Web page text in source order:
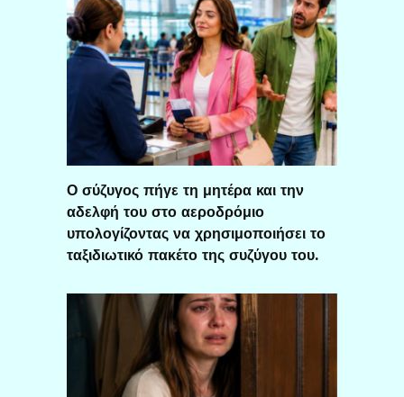
Ο σύζυγος πήγε τη μητέρα και την
αδελφή του στο αεροδρόμιο
υπολογίζοντας να χρησιμοποιήσει το
ταξιδιωτικό πακέτο της συζύγου του.